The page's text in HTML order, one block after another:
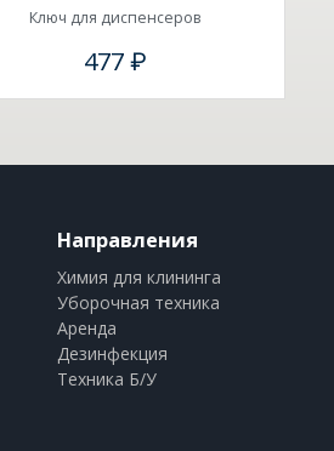
Ключ для диспенсеров
477 ₽
Направления
Химия для клининга
Уборочная техника
Аренда
Дезинфекция
Техника Б/У